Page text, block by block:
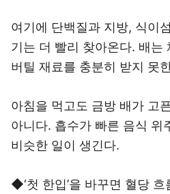
여기에 단백질과 지방, 식이
기는 더 빨리 찾아온다. 배는
버틸 재료를 충분히 받지 못
아침을 먹고도 금방 배가 고
아니다. 흡수가 빠른 음식 위
비슷한 일이 생긴다.
◆‘첫 한입’을 바꾸면 혈당